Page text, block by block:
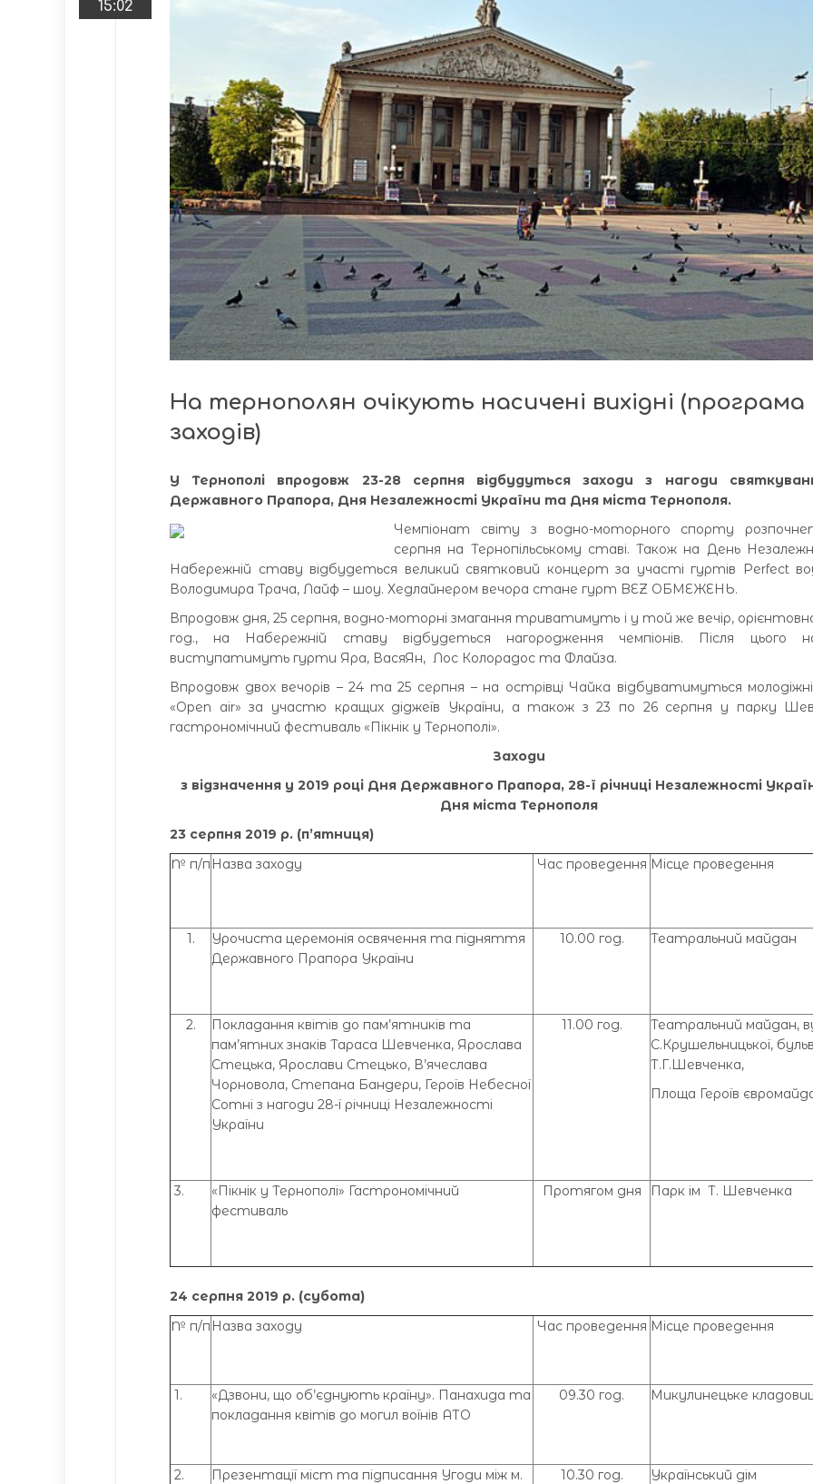
15:02
На тернополян очікують насичені вихідні (програма
заходів)
У Тернополі впродовж 23-28 серпня відбудуться заходи з нагоди
Державного Прапора, Дня Незалежності України та Дня міста Тернополя.
Чемпіонат світу з водно-моторного спорту
серпня на Тернопільському ставі. Також на День
Набережній ставу відбудеться великий святковий концерт за участі гуртів Perfect
Володимира Трача, Лайф – шоу. Хедлайнером вечора стане гурт BEZ ОБМЕЖЕНЬ.
Впродовж дня, 25 серпня, водно-моторні змагання триватимуть і у той же вечір,
год., на Набережній ставу відбудеться нагородження чемпіонів. Після цього
виступатимуть гурти Яра, ВасяЯн, Лос Колорадос та Флайза.
Впродовж двох вечорів – 24 та 25 серпня – на острівці Чайка відбуватимуться молодіжні
«Open air» за участю кращих діджеїв України, а також з 23 по 26 серпня у парку
гастрономічний фестиваль «Пікнік у Тернополі».
Заходи
звідзначення у 2019 році Дня Державного Прапора, 28-ї річниці Незалежності
Дня міста Тернополя
23 серпня 2019 р. (п’ятниця)
№ п/п Назва заходу Час проведення Місце проведення
1.
Урочиста церемонія освячення та підняття
Державного Прапора України
10.00 год. Театральний майдан
2.
Покладання квітів до пам’ятників та
пам’ятних знаків Тараса Шевченка, Ярослава
Стецька, Ярослави Стецько, В’ячеслава
Чорновола, Степана Бандери, Героїв Небесної
Сотні з нагоди 28-ї річниці Незалежності
України
11.00 год.
Театральний майдан,
С.Крушельницької,
Т.Г.Шевченка,
Площа Героїв
3.
«Пікнік у Тернополі» Гастрономічний
фестиваль
Протягом дня Парк ім Т. Шевченка
24 серпня 2019 р. (субота)
№ п/п Назва заходу Час проведення Місце проведення
1.
«Дзвони, що об’єднують країну». Панахида та
покладання квітів до могил воїнів АТО
09.30 год. Микулинецьке
2.
Презентації міст та підписання Угоди між м.
10.30 год. Український дім